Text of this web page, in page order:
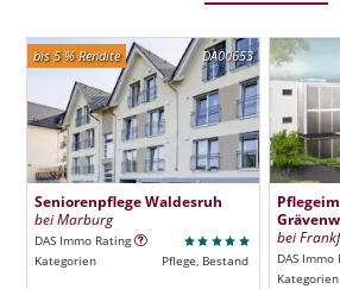
DA00653
bis 5 % Rendite
Seniorenpflege Waldesruh
bei Marburg
DAS Immo Rating
Kategorien
Pflege, Bestand
bei
DAS Immo
Kategorien